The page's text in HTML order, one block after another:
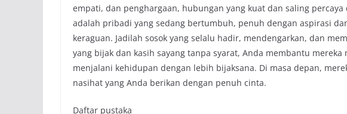
empati, dan penghargaan, hubungan yang kuat dan saling
adalah pribadi yang sedang bertumbuh, penuh dengan aspirasi
keraguan. Jadilah sosok yang selalu hadir, mendengarkan, dan
yang bijak dan kasih sayang tanpa syarat, Anda membantu
menjalani kehidupan dengan lebih bijaksana. Di masa depan,
nasihat yang Anda berikan dengan penuh cinta.
Daftar pustaka